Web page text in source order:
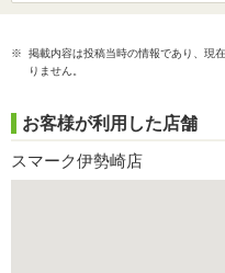
※ 掲載内容は投稿当時の情報であり、現
りません。
お客様が利用した店舗
スマーク伊勢崎店